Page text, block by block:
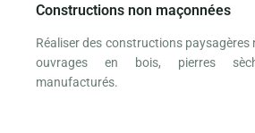
Constructions non maçonnées
Réaliser des constructions paysagères
ouvrages en bois, pierres
manufacturés.